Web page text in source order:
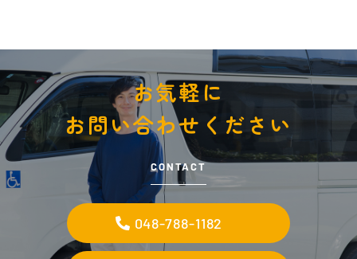
お気軽に
お問い合わせください
CONTACT
048-788-1182